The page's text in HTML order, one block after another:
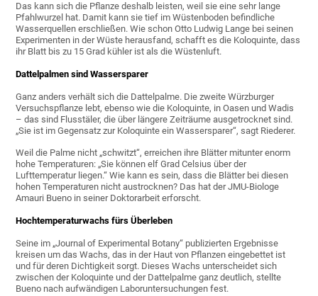
Das kann sich die Pflanze deshalb leisten, weil sie eine sehr lange
Pfahlwurzel hat. Damit kann sie tief im Wüstenboden befindliche
Wasserquellen erschließen. Wie schon Otto Ludwig Lange bei seinen
Experimenten in der Wüste herausfand, schafft es die Koloquinte, dass
ihr Blatt bis zu 15 Grad kühler ist als die Wüstenluft.
Dattelpalmen sind Wassersparer
Ganz anders verhält sich die Dattelpalme. Die zweite Würzburger
Versuchspflanze lebt, ebenso wie die Koloquinte, in Oasen und Wadis
– das sind Flusstäler, die über längere Zeiträume ausgetrocknet sind.
„Sie ist im Gegensatz zur Koloquinte ein Wassersparer“, sagt Riederer.
Weil die Palme nicht „schwitzt“, erreichen ihre Blätter mitunter enorm
hohe Temperaturen: „Sie können elf Grad Celsius über der
Lufttemperatur liegen.“ Wie kann es sein, dass die Blätter bei diesen
hohen Temperaturen nicht austrocknen? Das hat der JMU-Biologe
Amauri Bueno in seiner Doktorarbeit erforscht.
Hochtemperaturwachs fürs Überleben
Seine im „Journal of Experimental Botany“ publizierten Ergebnisse
kreisen um das Wachs, das in der Haut von Pflanzen eingebettet ist
und für deren Dichtigkeit sorgt. Dieses Wachs unterscheidet sich
zwischen der Koloquinte und der Dattelpalme ganz deutlich, stellte
Bueno nach aufwändigen Laboruntersuchungen fest.